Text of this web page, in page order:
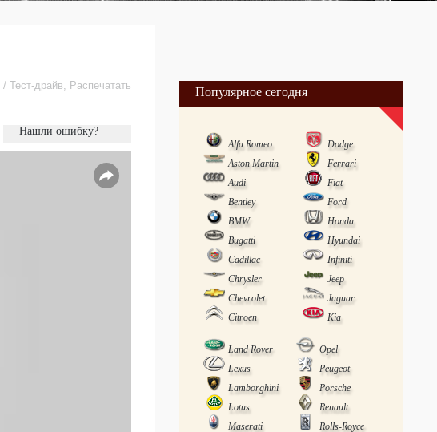
/ Тест-драйв, Распечатать
Нашли ошибку?
Популярное сегодня
Alfa Romeo
Dodge
Aston Martin
Ferrari
Audi
Fiat
Bentley
Ford
BMW
Honda
Bugatti
Hyundai
Cadillac
Infiniti
Chrysler
Jeep
Chevrolet
Jaguar
Citroen
Kia
Land Rover
Opel
Lexus
Peugeot
Lamborghini
Porsche
Lotus
Renault
Maserati
Rolls-Royce